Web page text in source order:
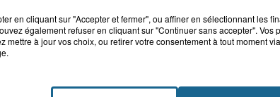
dans le
L'info locale
en cliquant sur "Accepter et fermer", ou affiner en sélectionnant les
également refuser en cliquant sur "Continuer sans accepter".
mettre à jour vos choix, ou retirer votre consentement à tout moment